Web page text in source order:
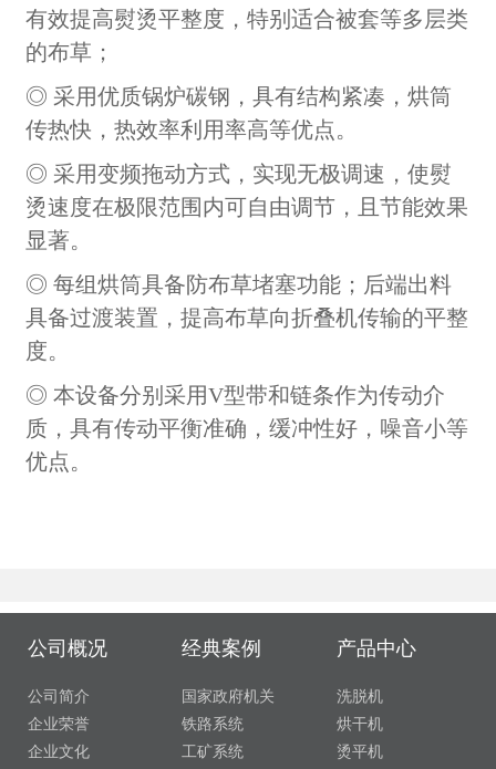
有效提高熨烫平整度，特别适合被套等多层类
的布草；
◎ 采用优质锅炉碳钢，具有结构紧凑，烘筒
传热快，热效率利用率高等优点。
◎ 采用变频拖动方式，实现无极调速，使熨
烫速度在极限范围内可自由调节，且节能效果
显著。
◎ 每组烘筒具备防布草堵塞功能；后端出料
具备过渡装置，提高布草向折叠机传输的平整
度。
◎ 本设备分别采用V型带和链条作为传动介
质，具有传动平衡准确，缓冲性好，噪音小等
优点。
公司概况
公司简介
企业荣誉
企业文化
经典案例
国家政府机关
铁路系统
工矿系统
产品中心
洗脱机
烘干机
烫平机